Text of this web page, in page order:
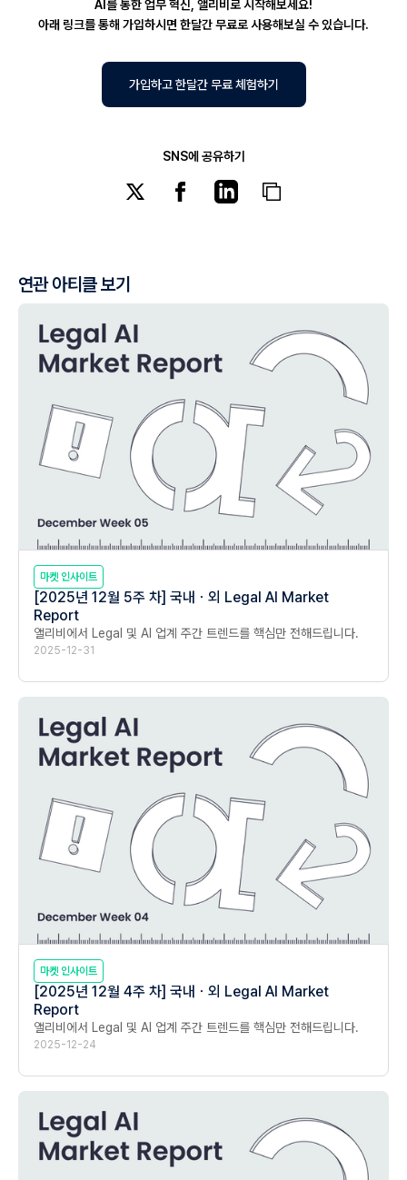
AI를 통한 업무 혁신, 앨리비로 시작해보세요!
아래 링크를 통해 가입하시면 한달간 무료로 사용해보실 수 있습니다.
가입하고 한달간 무료 체험하기
SNS에 공유하기
연관 아티클 보기
마켓 인사이트
[2025년 12월 5주 차] 국내ㆍ외 Legal AI Market
Report
앨리비에서 Legal 및 AI 업계 주간 트렌드를 핵심만 전해드립니다.
2025-12-31
마켓 인사이트
[2025년 12월 4주 차] 국내ㆍ외 Legal AI Market
Report
앨리비에서 Legal 및 AI 업계 주간 트렌드를 핵심만 전해드립니다.
2025-12-24